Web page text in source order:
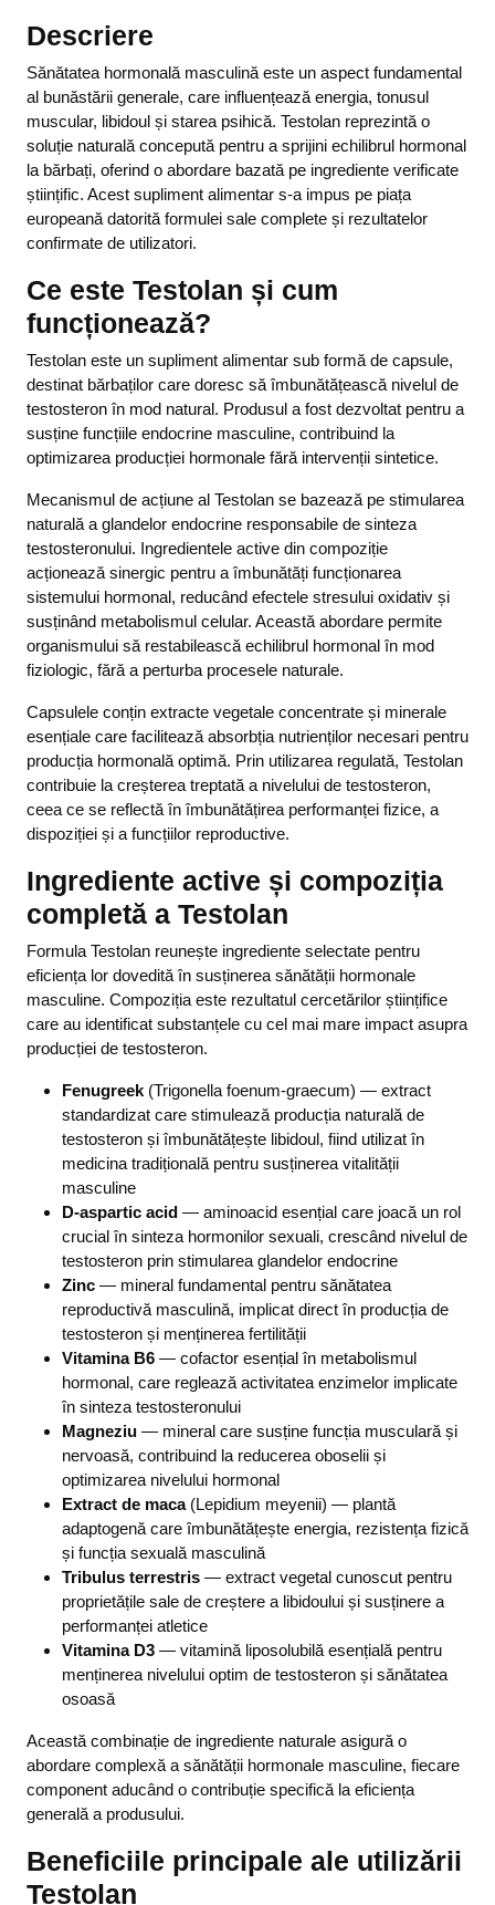
Descriere
Sănătatea hormonală masculină este un aspect fundamental
al bunăstării generale, care influențează energia, tonusul
muscular, libidoul și starea psihică. Testolan reprezintă o
soluție naturală concepută pentru a sprijini echilibrul hormonal
la bărbați, oferind o abordare bazată pe ingrediente verificate
științific. Acest supliment alimentar s-a impus pe piața
europeană datorită formulei sale complete și rezultatelor
confirmate de utilizatori.
Ce este Testolan și cum
funcționează?
Testolan este un supliment alimentar sub formă de capsule,
destinat bărbaților care doresc să îmbunătățească nivelul de
testosteron în mod natural. Produsul a fost dezvoltat pentru a
susține funcțiile endocrine masculine, contribuind la
optimizarea producției hormonale fără intervenții sintetice.
Mecanismul de acțiune al Testolan se bazează pe stimularea
naturală a glandelor endocrine responsabile de sinteza
testosteronului. Ingredientele active din compoziție
acționează sinergic pentru a îmbunătăți funcționarea
sistemului hormonal, reducând efectele stresului oxidativ și
susținând metabolismul celular. Această abordare permite
organismului să restabilească echilibrul hormonal în mod
fiziologic, fără a perturba procesele naturale.
Capsulele conțin extracte vegetale concentrate și minerale
esențiale care facilitează absorbția nutrienților necesari pentru
producția hormonală optimă. Prin utilizarea regulată, Testolan
contribuie la creșterea treptată a nivelului de testosteron,
ceea ce se reflectă în îmbunătățirea performanței fizice, a
dispoziției și a funcțiilor reproductive.
Ingrediente active și compoziția
completă a Testolan
Formula Testolan reunește ingrediente selectate pentru
eficiența lor dovedită în susținerea sănătății hormonale
masculine. Compoziția este rezultatul cercetărilor științifice
care au identificat substanțele cu cel mai mare impact asupra
producției de testosteron.
Fenugreek(Trigonella foenum-graecum) — extract
standardizat care stimulează producția naturală de
testosteron și îmbunătățește libidoul, fiind utilizat în
medicina tradițională pentru susținerea vitalității
masculine
D-aspartic acid — aminoacid esențial care joacă un rol
crucial în sinteza hormonilor sexuali, crescând nivelul de
testosteron prin stimularea glandelor endocrine
Zinc — mineral fundamental pentru sănătatea
reproductivă masculină, implicat direct în producția de
testosteron și menținerea fertilității
Vitamina B6 — cofactor esențial în metabolismul
hormonal, care reglează activitatea enzimelor implicate
în sinteza testosteronului
Magneziu — mineral care susține funcția musculară și
nervoasă, contribuind la reducerea oboselii și
optimizarea nivelului hormonal
Extract de maca(Lepidium meyenii) — plantă
adaptogenă care îmbunătățește energia, rezistența fizică
și funcția sexuală masculină
Tribulus terrestris — extract vegetal cunoscut pentru
proprietățile sale de creștere a libidoului și susținere a
performanței atletice
Vitamina D3 — vitamină liposolubilă esențială pentru
menținerea nivelului optim de testosteron și sănătatea
osoasă
Această combinație de ingrediente naturale asigură o
abordare complexă a sănătății hormonale masculine, fiecare
component aducând o contribuție specifică la eficiența
generală a produsului.
Beneficiile principale ale utilizării
Testolan